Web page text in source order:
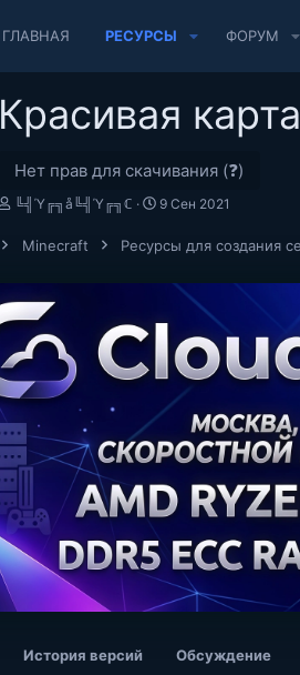
ГЛАВНАЯ РЕСУРСЫ ФОРУМ
Красивая
Нет прав для скачивания (❓)
А
╚╣Ύ╔╗å╚╣Ύ╔╗ℂ
Д
а
д
н
и
9 Сен 2021
Minecraft Ресурсы для создания
История версий Обсуждение